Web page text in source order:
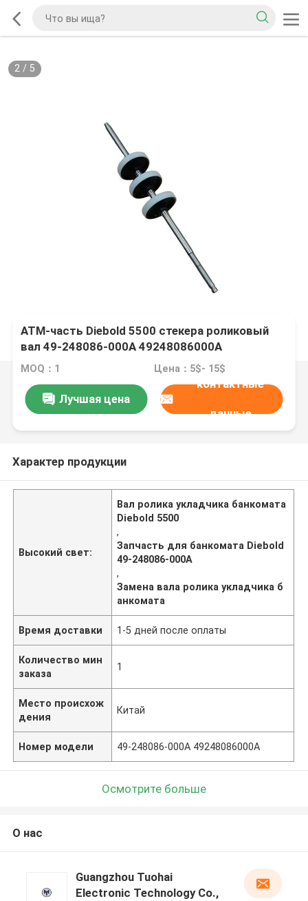
2/ 5
АТМ-часть Diebold 5500 стекера роликовый
вал 49-248086-000A 49248086000A
MOQ：1 Цена：5$- 15$
Лучшая цена
контактные
данные
Характер продукции
Высокий свет:
Вал ролика укладчика банкомата
Diebold 5500
,
Запчасть для банкомата Diebold
49-248086-000A
,
Замена вала ролика укладчика б
анкомата
Время доставки 1-5 дней после оплаты
Количество мин
заказа
1
Место происхож
дения
Китай
Номер модели 49-248086-000А 49248086000А
Осмотрите больше
О нас
Guangzhou Tuohai
Electronic Technology Co.,